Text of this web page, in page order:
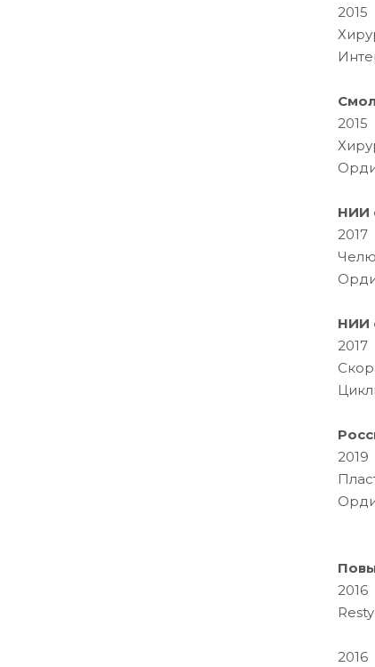
2015
2015
НИИ
2017
НИИ
2017
2019
2016
2016